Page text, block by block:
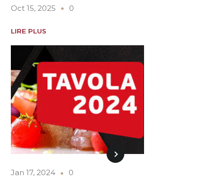
Oct 15, 2025 0
LIRE PLUS
Jan 17, 2024 0